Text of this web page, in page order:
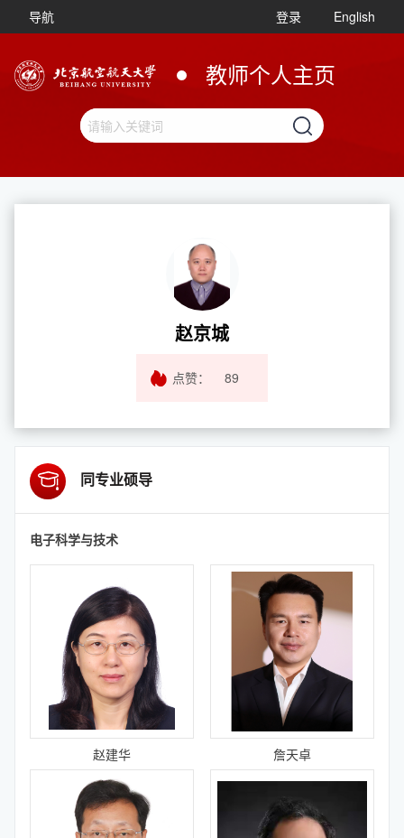
导航 登录 English
教师个人主页
赵京城
点赞： 89
同专业硕导
电子科学与技术
赵建华 詹天卓